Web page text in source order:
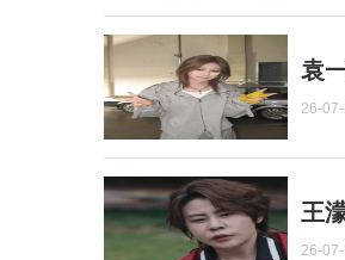
袁
26-
王
26-